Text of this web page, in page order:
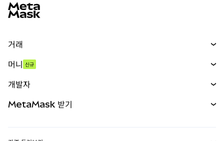
거래
무기한 선물
실물자산
머니 신규
개발자
MetaMask 받기